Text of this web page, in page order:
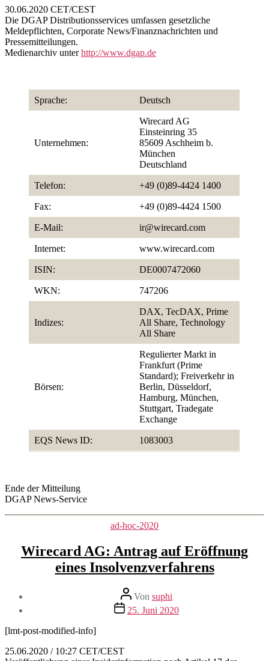
30.06.2020 CET/CEST
Die DGAP Distributionsservices umfassen gesetzliche
Meldepflichten, Corporate News/Finanznachrichten und
Pressemitteilungen.
Medienarchiv unterhttp://www.dgap.de
Sprache: Deutsch
Unternehmen:
Wirecard AG
Einsteinring 35
85609 Aschheim b.
München
Deutschland
Telefon: +49 (0)89-4424 1400
Fax: +49 (0)89-4424 1500
E-Mail: ir@wirecard.com
Internet: www.wirecard.com
ISIN: DE0007472060
WKN: 747206
Indizes:
DAX, TecDAX, Prime
All Share, Technology
All Share
Börsen:
Regulierter Markt in
Frankfurt (Prime
Standard); Freiverkehr in
Berlin, Düsseldorf,
Hamburg, München,
Stuttgart, Tradegate
Exchange
EQS News ID: 1083003
Ende der Mitteilung
DGAP News-Service
Kategorien
ad-hoc-2020
Wirecard AG: Antrag auf Eröffnung
eines Insolvenzverfahrens
Beitragsautor
Von suphi
Veröffentlichungsdatum
25. Juni 2020
[lmt-post-modified-info]
25.06.2020 / 10:27 CET/CEST